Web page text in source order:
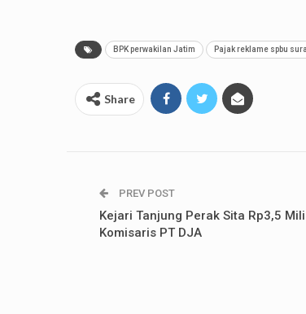
BPK perwakilan Jatim Pajak reklame spbu
Share
PREV POST
Kejari Tanjung Perak Sita Rp3,5
Komisaris PT DJA